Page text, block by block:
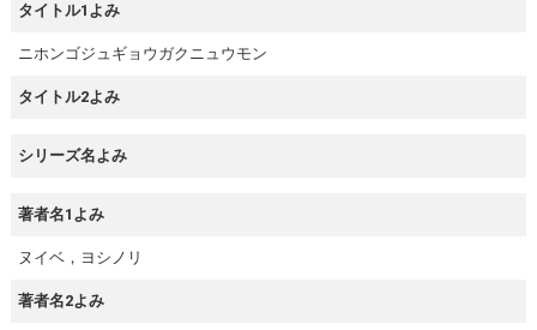
タイトル1よみ
ニホンゴジュギョウガクニュウモン
タイトル2よみ
シリーズ名よみ
著者名1よみ
ヌイベ，ヨシノリ
著者名2よみ